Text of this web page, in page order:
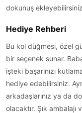
dokunuş
Hediye Rehberi
Bu kol düğmesi, özel
bir seçenek sunar.
işteki başarınızı
hediye edebilirsiniz.
arkadaşlarınız ya da
olacaktır. Şık